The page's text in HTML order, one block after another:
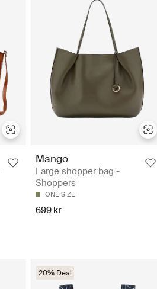
Mango
Large shopper bag -
Shoppers
ONE SIZE
699 kr
20% Deal